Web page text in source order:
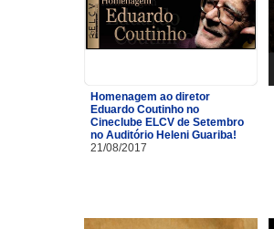
Homenagem ao diretor
Eduardo Coutinho no
Cineclube ELCV de Setembro
no Auditório Heleni Guariba!
21/08/2017